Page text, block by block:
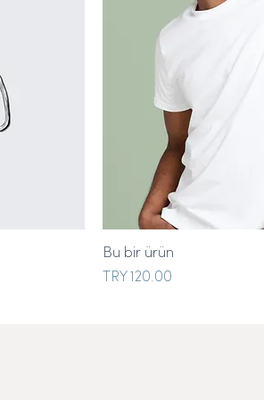
Bu bir ürün
Price
TRY 120.00